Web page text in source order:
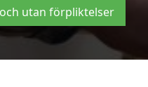
utan förpliktelser